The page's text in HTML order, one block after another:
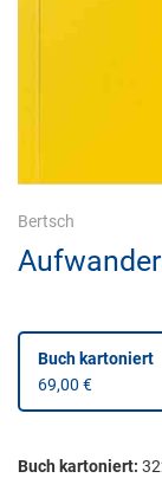
Bertsch
Buch kartoniert
69,00 €
Buch kartoniert: